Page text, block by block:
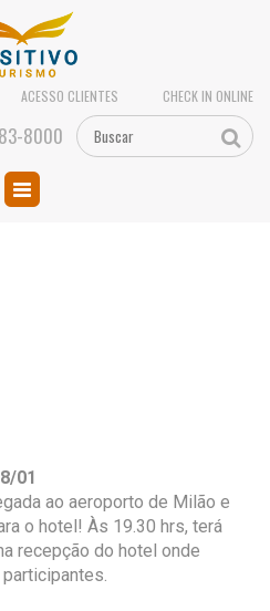
ACESSO CLIENTES CHECK IN ONLINE
8000
01
ao aeroporto de Milão e
o hotel! Às 19.30 hrs, terá
recepção do hotel onde